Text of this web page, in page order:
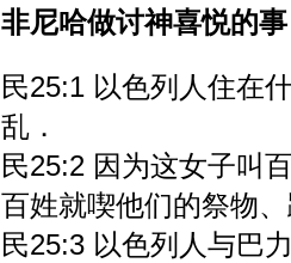
非尼哈做讨神喜悦的事
民25:1 以色列人住在
乱．
民25:2 因为这女子叫
百姓就喫他们的祭物
民25:3 以色列人与巴